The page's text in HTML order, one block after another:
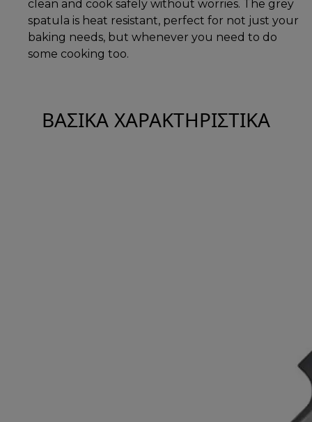
clean and cook safely without worries. The grey
spatula is heat resistant, perfect for not just your
baking needs, but whenever you need to do
some cooking too.
ΒΑΣΙΚΆ ΧΑΡΑΚΤΗΡΙΣΤΙΚΆ